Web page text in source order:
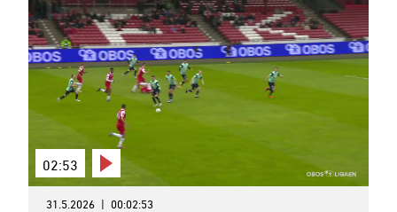
02:53
31.5.2026 | 00:02:53